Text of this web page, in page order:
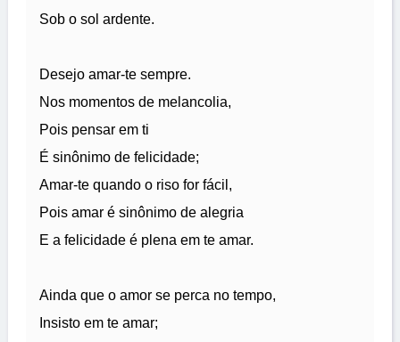
Sob o sol ardente.
Desejo amar-te sempre.
Nos momentos de melancolia,
Pois pensar em ti
É sinônimo de felicidade;
Amar-te quando o riso for fácil,
Pois amar é sinônimo de alegria
E a felicidade é plena em te amar.
Ainda que o amor se perca no tempo,
Insisto em te amar;